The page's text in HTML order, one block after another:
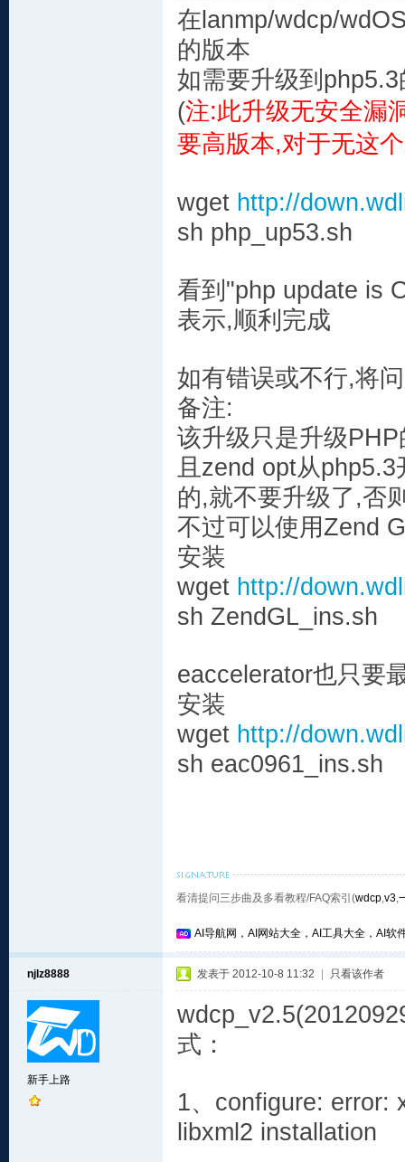
在lanmp/wdcp/
的版本
如需要升级到
(注:此升级无安全漏
要高版本,对于无这
wget http://
sh php_up53.sh
看到"php update is
表示,顺利完成
如有错误或不行,将
备注:
该升级只是升级
且zend opt从
的,就不要升级了,否
不过可以使用Zend
安装
wget http://
sh ZendGL_ins.sh
eaccelerator也只要
安装
wget http://
sh eac0961_ins.sh
看清提问三步曲及多看教程/FAQ索引(wdcp,v3,
AI导航网，AI网站大全，AI工具大全，AI软
njlz8888
新手上路
发表于 2012-10-8 11:32 只看该作者
式：
1、configure: error:
libxml2 installation